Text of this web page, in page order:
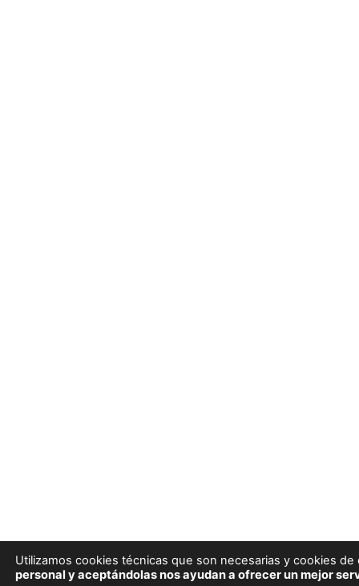
Utilizamos cookies técnicas que son necesarias y cookies
personal y aceptándolas nos ayudan a ofrecer un mejor